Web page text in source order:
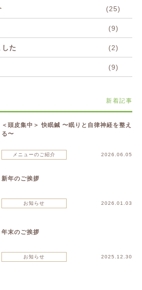
(25)
(9)
た (2)
(9)
新着記事
＜頭皮集中＞ 快眠鍼 〜眠りと自律神経を整え
る〜
メニューのご紹介 2026.06.05
新年のご挨拶
お知らせ 2026.01.03
年末のご挨拶
お知らせ 2025.12.30